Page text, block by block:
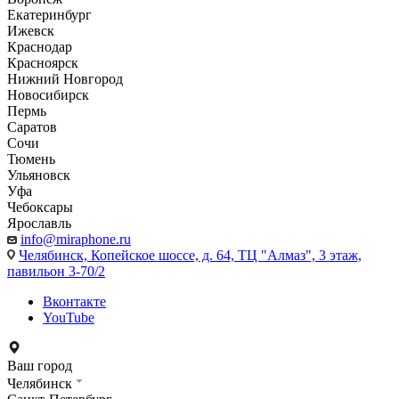
Екатеринбург
Ижевск
Краснодар
Красноярск
Нижний Новгород
Новосибирск
Пермь
Саратов
Сочи
Тюмень
Ульяновск
Уфа
Чебоксары
Ярославль
info@miraphone.ru
Челябинск, Копейское шоссе, д. 64, ТЦ "Алмаз", 3 этаж,
павильон 3-70/2
Вконтакте
YouTube
Ваш город
Челябинск